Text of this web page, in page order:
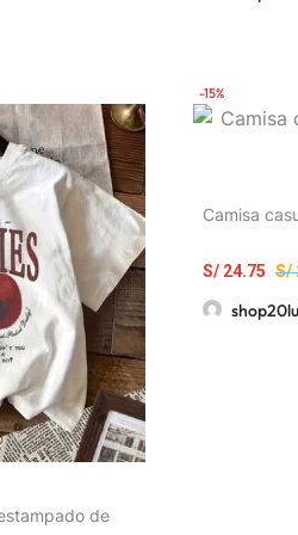
de
-15%
Camisa
S/
S/ 24.75